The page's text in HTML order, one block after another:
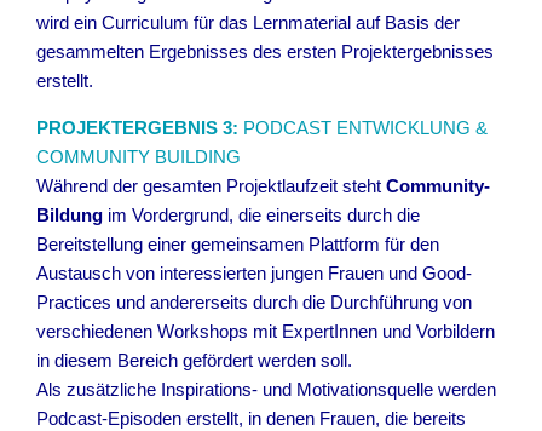
wird ein Curriculum für das Lernmaterial auf Basis der
gesammelten Ergebnisses des ersten Projektergebnisses
erstellt.
PROJEKTERGEBNIS 3: PODCAST ENTWICKLUNG &
COMMUNITY BUILDING
Während der gesamten Projektlaufzeit steht Community-
Bildung im Vordergrund, die einerseits durch die
Bereitstellung einer gemeinsamen Plattform für den
Austausch von interessierten jungen Frauen und Good-
Practices und andererseits durch die Durchführung von
verschiedenen Workshops mit ExpertInnen und Vorbildern
in diesem Bereich gefördert werden soll.
Als zusätzliche Inspirations- und Motivationsquelle werden
Podcast-Episoden erstellt, in denen Frauen, die bereits